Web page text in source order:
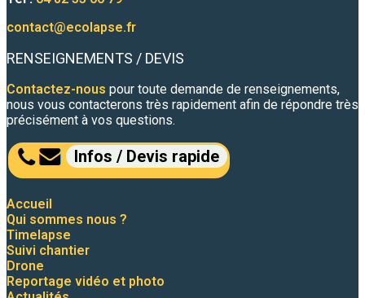
contact@ecolapse.fr
RENSEIGNEMENTS / DEVIS
Contactez-nous pour toute demande de renseignements,
nous vous contacterons très rapidement afin de répondre très
précisément à vos questions.
Infos / Devis rapide
Accueil
Qui sommes nous ?
Timelapse
Suivi chantier
Drone
Reportage vidéo et photo